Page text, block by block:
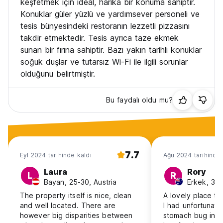
keşfetmek için ideal, harika bir konuma sahiptir.
Konuklar güler yüzlü ve yardımsever personeli ve
tesis bünyesindeki restoranın lezzetli pizzasını
takdir etmektedir. Tesis ayrıca taze ekmek
sunan bir fırına sahiptir. Bazı yakın tarihli konuklar
soğuk duşlar ve tutarsız Wi-Fi ile ilgili sorunlar
olduğunu belirtmiştir.
Bu faydalı oldu mu?
Eyl 2024 tarihinde kaldı 7.7
L Laura
Bayan, 25-30, Austria
The property itself is nice, clean
and well located. There are
however big disparities between
Ağu 2024 tarihinde
R Rory
Erkek,
A lovely place
I had
stomach bug in